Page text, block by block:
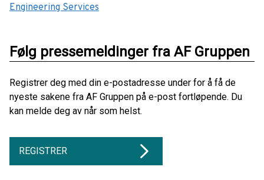
Engineering Services
Følg pressemeldinger fra AF Gruppen
Registrer deg med din e-postadresse under for å få de
nyeste sakene fra AF Gruppen på e-post fortløpende. Du
kan melde deg av når som helst.
REGISTRER